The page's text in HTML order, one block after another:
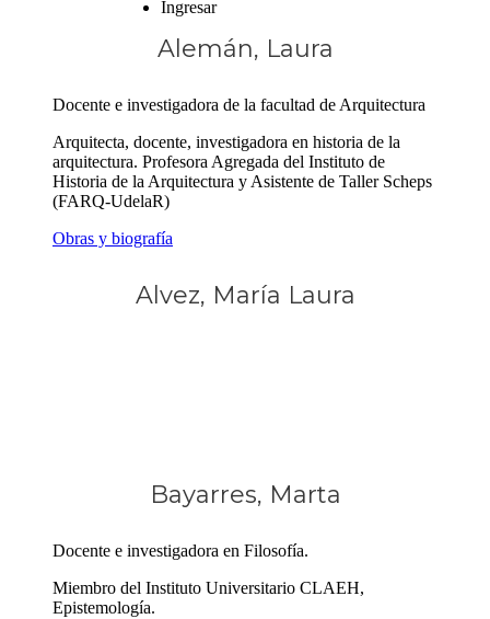
Ingresar
Alemán, Laura
Docente e investigadora de la facultad de Arquitectura
Arquitecta, docente, investigadora en historia de la
arquitectura. Profesora Agregada del Instituto de
Historia de la Arquitectura y Asistente de Taller Scheps
(FARQ-UdelaR)
Obras y biografía
Alvez, María Laura
Bayarres, Marta
Docente e investigadora en Filosofía.
Miembro del Instituto Universitario CLAEH,
Epistemología.